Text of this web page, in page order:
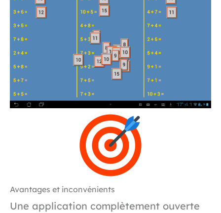
Avantages et inconvénients
Une application complètement ouverte